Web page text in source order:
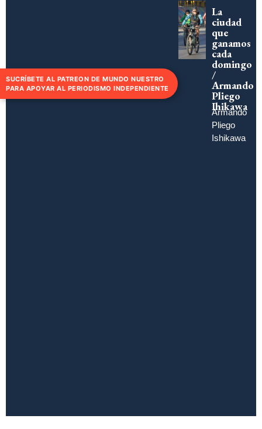
La
ciudad
que
ganamos
cada
domingo
/
Armando
Pliego
Ihikawa
Armando
Pliego
Ishikawa
SUCRÍBETE AL PATREON DE MUNDO NUESTRO
PARA APOYAR AL PERIODISMO INDEPENDIENTE